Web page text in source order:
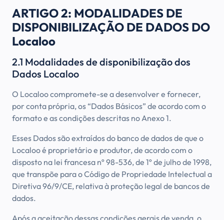
ARTIGO 2: MODALIDADES DE
DISPONIBILIZAÇÃO DE DADOS DO
Localoo
2.1 Modalidades de disponibilização dos
Dados Localoo
O Localoo compromete-se a desenvolver e fornecer,
por conta própria, os “Dados Básicos” de acordo com o
formato e as condições descritas no Anexo 1.
Esses Dados são extraídos do banco de dados de que o
Localoo é proprietário e produtor, de acordo com o
disposto na lei francesa nº 98-536, de 1º de julho de 1998,
que transpõe para o Código de Propriedade Intelectual a
Diretiva 96/9/CE, relativa à proteção legal de bancos de
dados.
Após a aceitação dessas condições gerais de venda, o